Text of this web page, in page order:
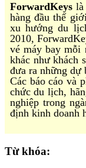
ForwardKeyslà
hàng đầu thế
xu hướng du
2010,
vé máy bay mỗi
khác như khách
đưa ra những dự
Các báo cáo và
chức du lịch,
nghiệp trong
định kinh doanh
Từ khóa: